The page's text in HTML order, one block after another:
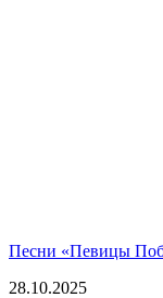
Песни «Певицы
28.10.2025